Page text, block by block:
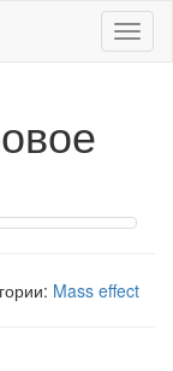
Меню
Mass effect